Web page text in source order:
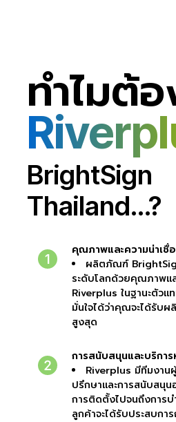
ทำไมต้
BrightSign
Thailand...?
คุณภาพและความน่าเชื่
ผลิตภัณฑ์
ระดับโลกด้วยคุณภาพแ
Riverplus ในฐานะตัวแ
มั่นใจได้ว่าคุณจะได้รับ
สูงสุด
การสนับสนุนและบริกา
Riverplus มีทีมงาน
ปรึกษาและการสนับสนุ
การติดตั้งไปจนถึงการบ
ลูกค้าจะได้รับประสบกา